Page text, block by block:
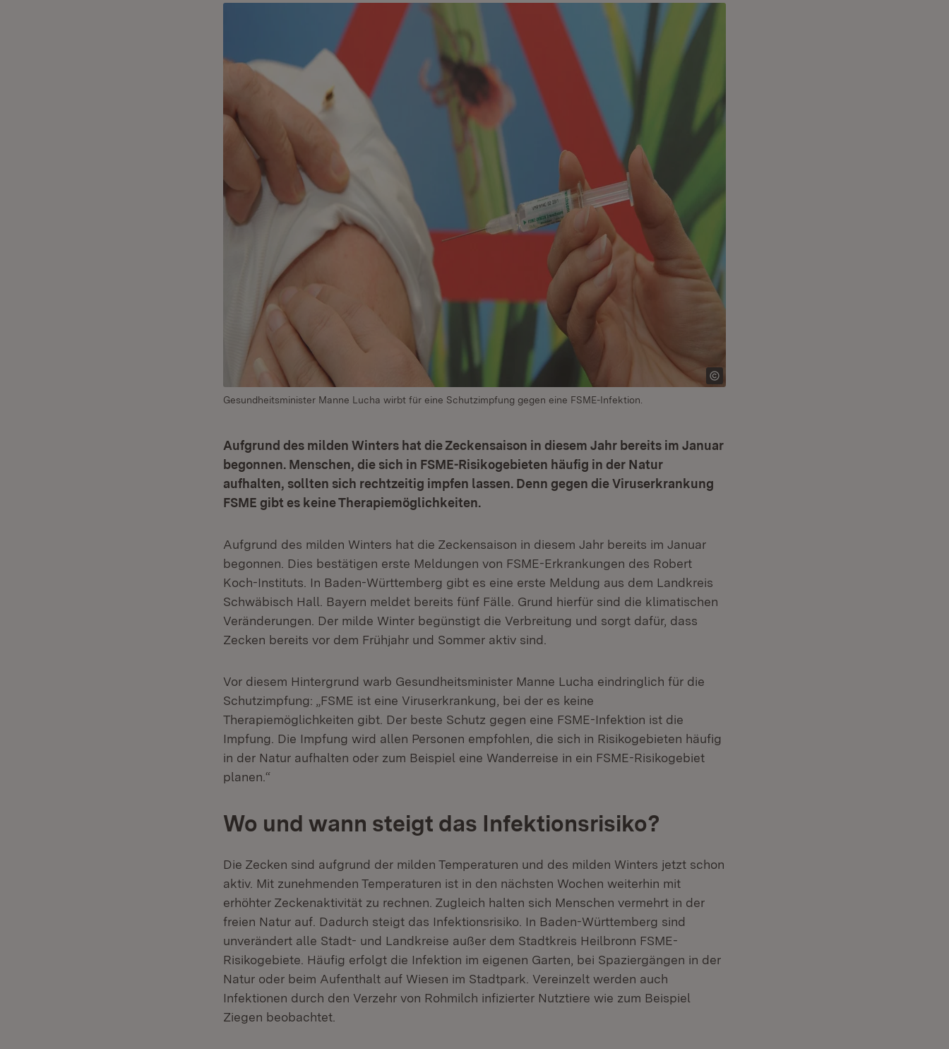
Gesundheitsminister Manne Lucha wirbt für eine Schutzimpfung gegen eine FSME-Infektion.
Aufgrund des milden Winters hat die Zeckensaison in diesem Jahr bereits im Januar
begonnen. Menschen, die sich in FSME-Risikogebieten häufig in der Natur
aufhalten, sollten sich rechtzeitig impfen lassen. Denn gegen die Viruserkrankung
FSME gibt es keine Therapiemöglichkeiten.
Aufgrund des milden Winters hat die Zeckensaison in diesem Jahr bereits im Januar
begonnen. Dies bestätigen erste Meldungen von FSME-Erkrankungen des Robert
Koch-Instituts. In Baden-Württemberg gibt es eine erste Meldung aus dem Landkreis
Schwäbisch Hall. Bayern meldet bereits fünf Fälle. Grund hierfür sind die klimatischen
Veränderungen. Der milde Winter begünstigt die Verbreitung und sorgt dafür, dass
Zecken bereits vor dem Frühjahr und Sommer aktiv sind.
Vor diesem Hintergrund warb Gesundheitsminister Manne Lucha eindringlich für die
Schutzimpfung: „FSME ist eine Viruserkrankung, bei der es keine
Therapiemöglichkeiten gibt. Der beste Schutz gegen eine FSME-Infektion ist die
Impfung. Die Impfung wird allen Personen empfohlen, die sich in Risikogebieten häufig
in der Natur aufhalten oder zum Beispiel eine Wanderreise in ein FSME-Risikogebiet
planen.“
Wo und wann steigt das Infektionsrisiko?
Die Zecken sind aufgrund der milden Temperaturen und des milden Winters jetzt schon
aktiv. Mit zunehmenden Temperaturen ist in den nächsten Wochen weiterhin mit
erhöhter Zeckenaktivität zu rechnen. Zugleich halten sich Menschen vermehrt in der
freien Natur auf. Dadurch steigt das Infektionsrisiko. In Baden-Württemberg sind
unverändert alle Stadt- und Landkreise außer dem Stadtkreis Heilbronn FSME-
Risikogebiete. Häufig erfolgt die Infektion im eigenen Garten, bei Spaziergängen in der
Natur oder beim Aufenthalt auf Wiesen im Stadtpark. Vereinzelt werden auch
Infektionen durch den Verzehr von Rohmilch infizierter Nutztiere wie zum Beispiel
Ziegen beobachtet.